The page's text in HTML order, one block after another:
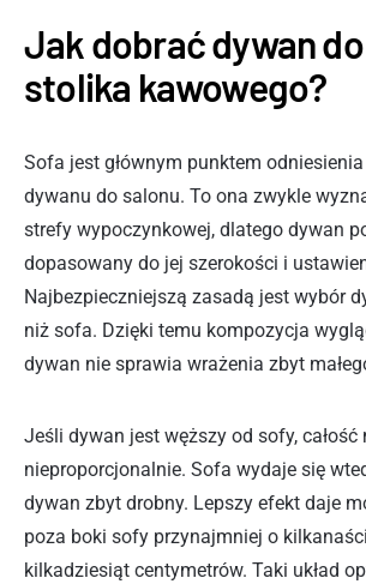
Jak dobrać dywan
stolika kawowego?
Sofa jest głównym punktem
dywanu do salonu. To ona zwykle
strefy wypoczynkowej, dlatego dywan
dopasowany do jej szerokości i
Najbezpieczniejszą zasadą jest wybór
niż sofa. Dzięki temu kompozycja
dywan nie sprawia wrażenia zbyt
Jeśli dywan jest węższy od sofy,
nieproporcjonalnie. Sofa wydaje się
dywan zbyt drobny. Lepszy efekt daje
poza boki sofy przynajmniej o
kilkadziesiąt centymetrów. Taki układ